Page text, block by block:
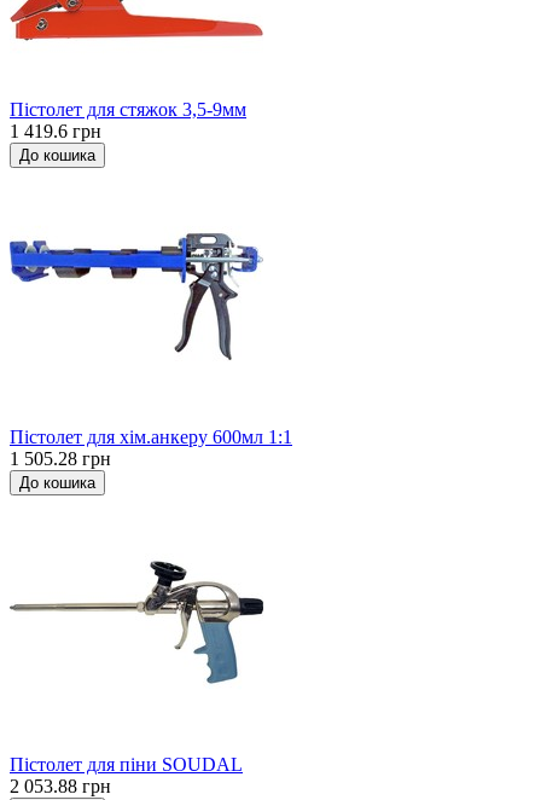
Пістолет для стяжок 3,5-9мм
1 419.6 грн
До кошика
Пістолет для хім.анкеру 600мл 1:1
1 505.28 грн
До кошика
Пістолет для піни SOUDAL
2 053.88 грн